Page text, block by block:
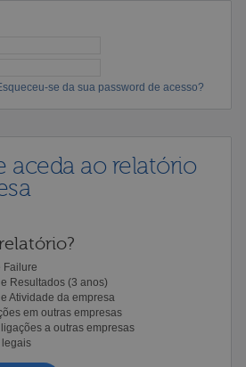
se da sua password de acesso?
aceda ao relatório
Failure
Resultados (3 anos)
Atividade da empresa
em outras empresas
a outras empresas
legais